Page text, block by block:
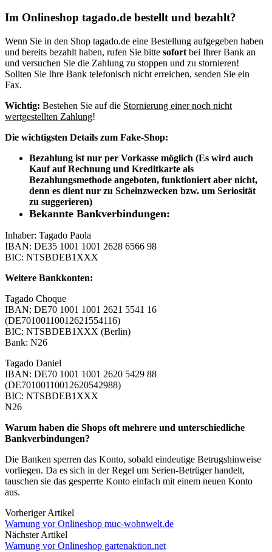
Im Onlineshop tagado.de bestellt und bezahlt?
Wenn Sie in den Shop tagado.de eine Bestellung aufgegeben haben
und bereits bezahlt haben, rufen Sie bitte sofort bei Ihrer Bank an
und versuchen Sie die Zahlung zu stoppen und zu stornieren!
Sollten Sie Ihre Bank telefonisch nicht erreichen, senden Sie ein
Fax.
Wichtig: Bestehen Sie auf die Stornierung einer noch nicht
wertgestellten Zahlung!
Die wichtigsten Details zum Fake-Shop:
Bezahlung ist nur per Vorkasse möglich (Es wird auch
Kauf auf Rechnung und Kreditkarte als
Bezahlungsmethode angeboten, funktioniert aber nicht,
denn es dient nur zu Scheinzwecken bzw. um Seriosität
zu suggerieren)
Bekannte Bankverbindungen:
Inhaber: Tagado Paola
IBAN: DE35 1001 1001 2628 6566 98
BIC: NTSBDEB1XXX
Weitere Bankkonten:
Tagado Choque
IBAN: DE70 1001 1001 2621 5541 16
(DE70100110012621554116)
BIC: NTSBDEB1XXX (Berlin)
Bank: N26
Tagado Daniel
IBAN: DE70 1001 1001 2620 5429 88
(DE70100110012620542988)
BIC: NTSBDEB1XXX
N26
Warum haben die Shops oft mehrere und unterschiedliche
Bankverbindungen?
Die Banken sperren das Konto, sobald eindeutige Betrugshinweise
vorliegen. Da es sich in der Regel um Serien-Betrüger handelt,
tauschen sie das gesperrte Konto einfach mit einem neuen Konto
aus.
Vorheriger Artikel
Warnung vor Onlineshop muc-wohnwelt.de
Nächster Artikel
Warnung vor Onlineshop gartenaktion.net